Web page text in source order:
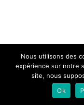
Nous utilisons des
expérience sur notre
site, nous
Ok